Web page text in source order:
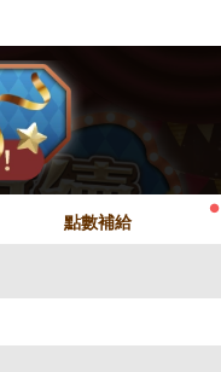
點數補給
●